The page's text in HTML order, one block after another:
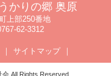
かりの郷 奥原
上部250番地
62-3312
サイトマップ
All Rights Reserved.